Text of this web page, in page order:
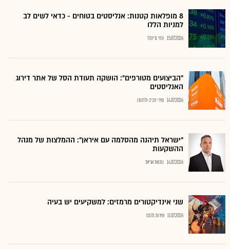
8 מופלאות קטנות: אנליסטים בטוחים - כדאי לשים לב
למניות הללו
15.07.2026 צחי גרינולד
"הביצועים מטורפים": הושקה תעודת הסל של אתר דירוג
האנליסטים
14.07.2026 שירי חביב-ולדהורן
"ישראל תיהנה מהסלמה עם איראן": ההמלצות של מנהל
ההשקעות
14.07.2026 נתנאל אריאל
שני אינדיקטורים מרמזים: למשקיעים יש בעיה
11.07.2026 שירות גלובס